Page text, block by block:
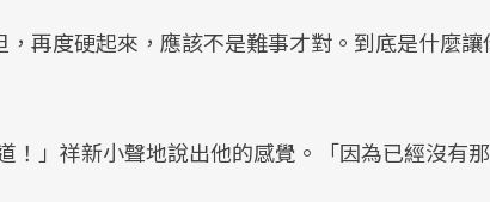
，再度硬起來，應該不是難事才對。到底是什麼
！」祥新小聲地說出他的感覺。「因為已經沒有